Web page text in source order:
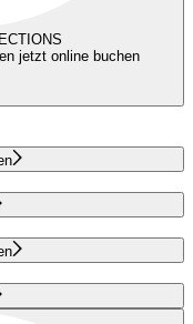
jetzt online buchen